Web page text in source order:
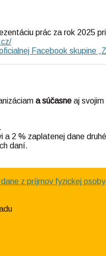
prác za rok 2025
Facebook skupine
a súčasne aj
2 % zaplatenej dane
daní.
z príjmov fyzickej osoby